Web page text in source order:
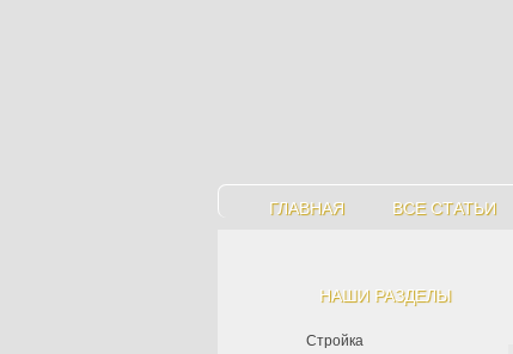
ГЛАВНАЯ ВСЕ СТАТЬИ
НАШИ РАЗДЕЛЫ
Стройка